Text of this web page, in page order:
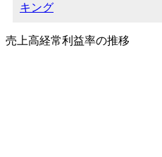
キング
売上高経常利益率の推移